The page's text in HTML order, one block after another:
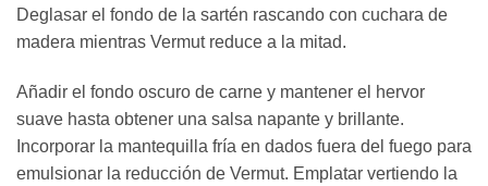
Deglasar el fondo de la sartén rascando con cuchara de
madera mientras Vermut reduce a la mitad.
Añadir el fondo oscuro de carne y mantener el hervor
suave hasta obtener una salsa napante y brillante.
Incorporar la mantequilla fría en dados fuera del fuego para
emulsionar la reducción de Vermut. Emplatar vertiendo la